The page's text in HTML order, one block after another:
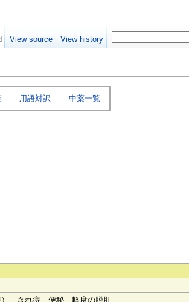
用語対訳 中薬一覧
、きれ痔、便秘、軽度の脱肛
View source View history